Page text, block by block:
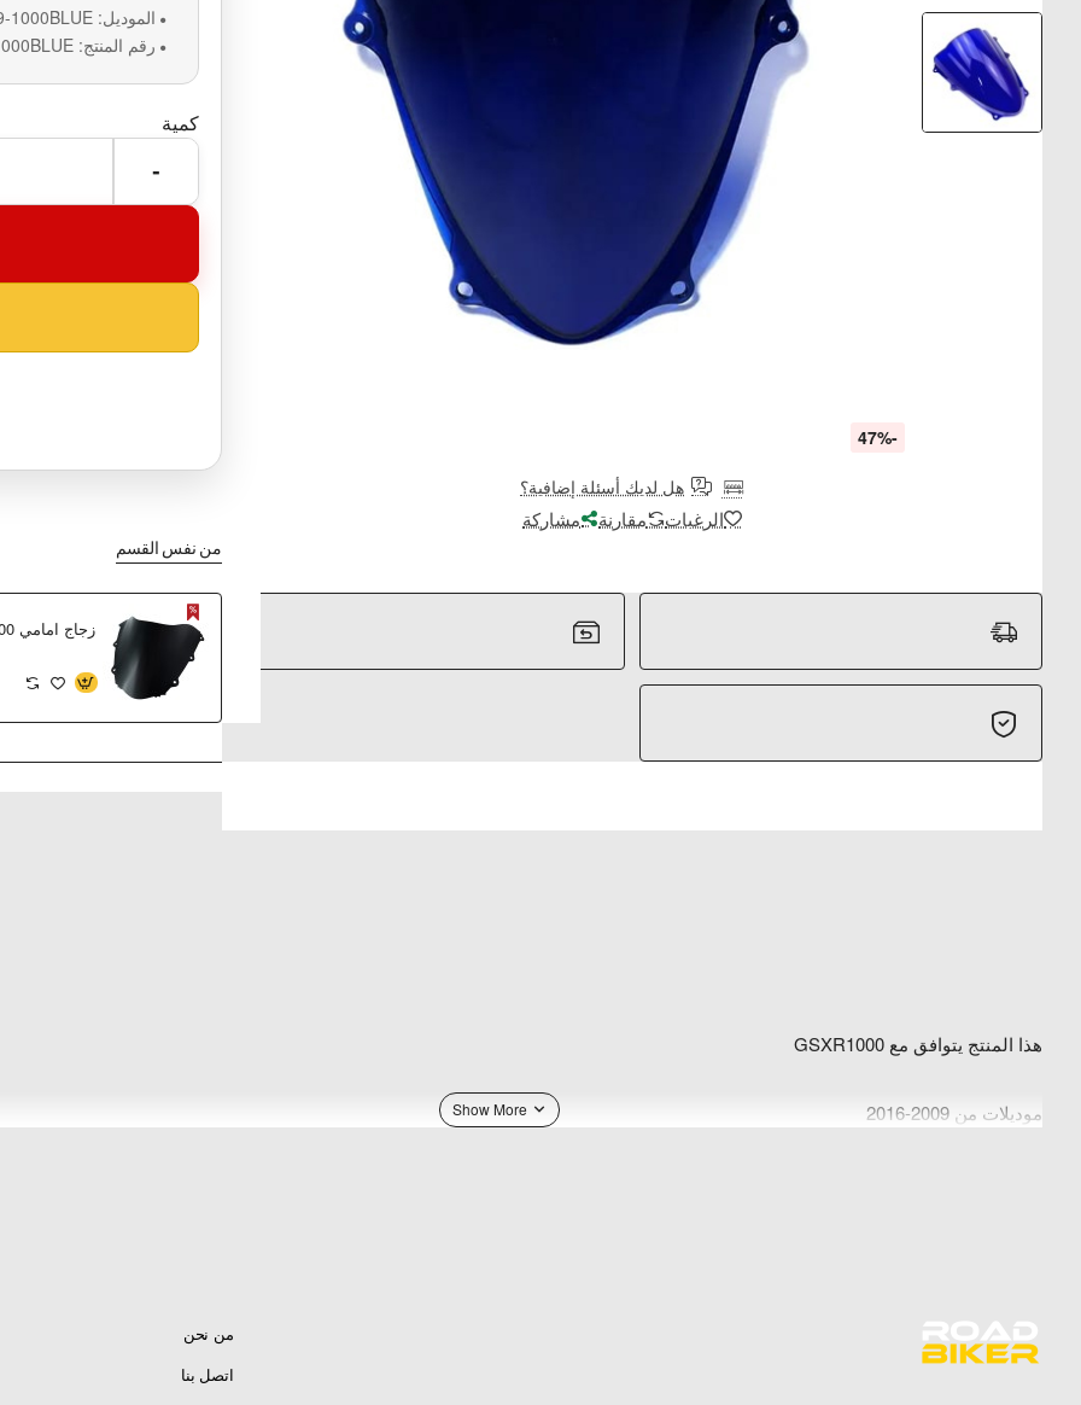
-47%
هل لديك أسئلة إضافية؟
الرغبات مقارنة مشاركة
الموديل: 1000BLUE
رقم المنتج:
من نفس القسم
هذا المنتج يتوافق مع GSXR1000
موديلات من 2009-2016
من نحن
اتصل بنا